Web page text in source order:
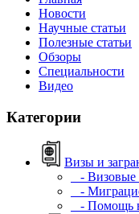
Новости
Научные статьи
Полезные статьи
Обзоры
Специальности
Видео
Категории
Визы и
- Визовые
-
- Помощь в